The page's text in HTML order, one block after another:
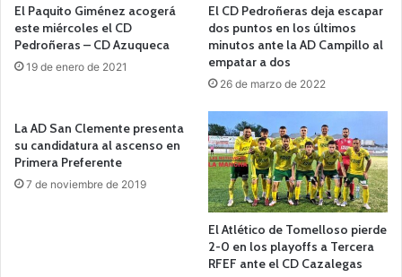
El Paquito Giménez acogerá
este miércoles el CD
Pedroñeras – CD Azuqueca
19 de enero de 2021
El CD Pedroñeras deja escapar
dos puntos en los últimos
minutos ante la AD Campillo al
empatar a dos
26 de marzo de 2022
La AD San Clemente presenta
su candidatura al ascenso en
Primera Preferente
7 de noviembre de 2019
El Atlético de Tomelloso pierde
2-0 en los playoffs a Tercera
RFEF ante el CD Cazalegas